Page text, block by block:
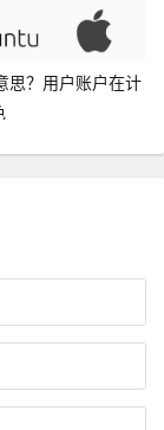
思？用户账户在计